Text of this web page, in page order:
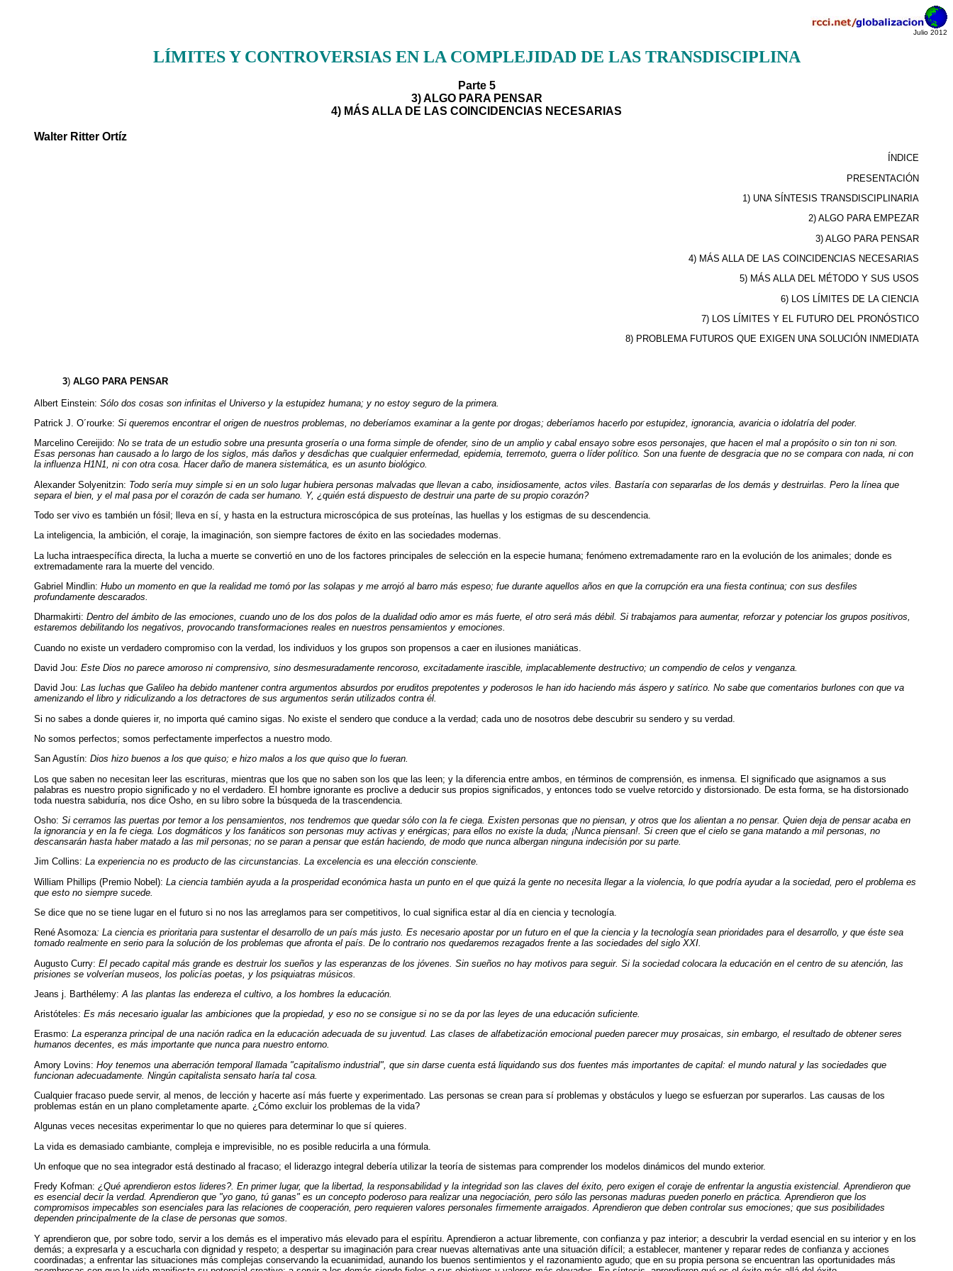
Julio 2012
LÍMITES Y CONTROVERSIAS EN LA COMPLEJIDAD DE LAS TRANSDISCIPLINA
Parte 5
3) ALGO PARA PENSAR
4) MÁS ALLA DE LAS COINCIDENCIAS NECESARIAS
Walter Ritter Ortíz
ÍNDICE
PRESENTACIÓN
1) UNA SÍNTESIS TRANSDISCIPLINARIA
2) ALGO PARA EMPEZAR
3) ALGO PARA PENSAR
4) MÁS ALLA DE LAS COINCIDENCIAS NECESARIAS
5) MÁS ALLA DEL MÉTODO Y SUS USOS
6) LOS LÍMITES DE LA CIENCIA
7) LOS LÍMITES Y EL FUTURO DEL PRONÓSTICO
8) PROBLEMA FUTUROS QUE EXIGEN UNA SOLUCIÓN INMEDIATA
3) ALGO PARA PENSAR
Albert Einstein: Sólo dos cosas son infinitas el Universo y la estupidez humana; y no estoy seguro de la primera.
Patrick J. O´rourke: Si queremos encontrar el origen de nuestros problemas, no deberíamos examinar a la gente por drogas; deberíamos hacerlo por estupidez, ignorancia, avaricia o idolatría del poder.
Marcelino Cereijido: No se trata de un estudio sobre una presunta grosería o una forma simple de ofender, sino de un amplio y cabal ensayo sobre esos personajes, que hacen el mal a propósito o sin ton ni son.
Esas personas han causado a lo largo de los siglos, más daños y desdichas que cualquier enfermedad, epidemia, terremoto, guerra o líder político. Son una fuente de desgracia que no se compara con nada, ni con
la influenza H1N1, ni con otra cosa. Hacer daño de manera sistemática, es un asunto biológico.
Alexander Solyenitzin: Todo sería muy simple si en un solo lugar hubiera personas malvadas que llevan a cabo, insidiosamente, actos viles. Bastaría con separarlas de los demás y destruirlas. Pero la línea que
separa el bien, y el mal pasa por el corazón de cada ser humano. Y, ¿quién está dispuesto de destruir una parte de su propio corazón?
Todo ser vivo es también un fósil; lleva en sí, y hasta en la estructura microscópica de sus proteínas, las huellas y los estigmas de su descendencia.
La inteligencia, la ambición, el coraje, la imaginación, son siempre factores de éxito en las sociedades modernas.
La lucha intraespecífica directa, la lucha a muerte se convertió en uno de los factores principales de selección en la especie humana; fenómeno extremadamente raro en la evolución de los animales; donde es
extremadamente rara la muerte del vencido.
Gabriel Mindlin: Hubo un momento en que la realidad me tomó por las solapas y me arrojó al barro más espeso; fue durante aquellos años en que la corrupción era una fiesta continua; con sus desfiles
profundamente descarados.
Dharmakirti: Dentro del ámbito de las emociones, cuando uno de los dos polos de la dualidad odio amor es más fuerte, el otro será más débil. Si trabajamos para aumentar, reforzar y potenciar los grupos positivos,
estaremos debilitando los negativos, provocando transformaciones reales en nuestros pensamientos y emociones.
Cuando no existe un verdadero compromiso con la verdad, los individuos y los grupos son propensos a caer en ilusiones maniáticas.
David Jou: Este Dios no parece amoroso ni comprensivo, sino desmesuradamente rencoroso, excitadamente irascible, implacablemente destructivo; un compendio de celos y venganza.
David Jou: Las luchas que Galileo ha debido mantener contra argumentos absurdos por eruditos prepotentes y poderosos le han ido haciendo más áspero y satírico. No sabe que comentarios burlones con que va
amenizando el libro y ridiculizando a los detractores de sus argumentos serán utilizados contra él.
Si no sabes a donde quieres ir, no importa qué camino sigas. No existe el sendero que conduce a la verdad; cada uno de nosotros debe descubrir su sendero y su verdad.
No somos perfectos; somos perfectamente imperfectos a nuestro modo.
San Agustín: Dios hizo buenos a los que quiso; e hizo malos a los que quiso que lo fueran.
Los que saben no necesitan leer las escrituras, mientras que los que no saben son los que las leen; y la diferencia entre ambos, en términos de comprensión, es inmensa. El significado que asignamos a sus
palabras es nuestro propio significado y no el verdadero. El hombre ignorante es proclive a deducir sus propios significados, y entonces todo se vuelve retorcido y distorsionado. De esta forma, se ha distorsionado
toda nuestra sabiduría, nos dice Osho, en su libro sobre la búsqueda de la trascendencia.
Osho: Si cerramos las puertas por temor a los pensamientos, nos tendremos que quedar sólo con la fe ciega. Existen personas que no piensan, y otros que los alientan a no pensar. Quien deja de pensar acaba en
la ignorancia y en la fe ciega. Los dogmáticos y los fanáticos son personas muy activas y enérgicas; para ellos no existe la duda; ¡Nunca piensan!. Si creen que el cielo se gana matando a mil personas, no
descansarán hasta haber matado a las mil personas; no se paran a pensar que están haciendo, de modo que nunca albergan ninguna indecisión por su parte.
Jim Collins: La experiencia no es producto de las circunstancias. La excelencia es una elección consciente.
William Phillips (Premio Nobel): La ciencia también ayuda a la prosperidad económica hasta un punto en el que quizá la gente no necesita llegar a la violencia, lo que podría ayudar a la sociedad, pero el problema es
que esto no siempre sucede.
Se dice que no se tiene lugar en el futuro si no nos las arreglamos para ser competitivos, lo cual significa estar al día en ciencia y tecnología.
René Asomoza: La ciencia es prioritaria para sustentar el desarrollo de un país más justo. Es necesario apostar por un futuro en el que la ciencia y la tecnología sean prioridades para el desarrollo, y que éste sea
tomado realmente en serio para la solución de los problemas que afronta el país. De lo contrario nos quedaremos rezagados frente a las sociedades del siglo XXI.
Augusto Curry: El pecado capital más grande es destruir los sueños y las esperanzas de los jóvenes. Sin sueños no hay motivos para seguir. Si la sociedad colocara la educación en el centro de su atención, las
prisiones se volverían museos, los policías poetas, y los psiquiatras músicos.
Jeans j. Barthélemy: A las plantas las endereza el cultivo, a los hombres la educación.
Aristóteles: Es más necesario igualar las ambiciones que la propiedad, y eso no se consigue si no se da por las leyes de una educación suficiente.
Erasmo: La esperanza principal de una nación radica en la educación adecuada de su juventud. Las clases de alfabetización emocional pueden parecer muy prosaicas, sin embargo, el resultado de obtener seres
humanos decentes, es más importante que nunca para nuestro entorno.
Amory Lovins: Hoy tenemos una aberración temporal llamada "capitalismo industrial", que sin darse cuenta está liquidando sus dos fuentes más importantes de capital: el mundo natural y las sociedades que
funcionan adecuadamente. Ningún capitalista sensato haría tal cosa.
Cualquier fracaso puede servir, al menos, de lección y hacerte así más fuerte y experimentado. Las personas se crean para sí problemas y obstáculos y luego se esfuerzan por superarlos. Las causas de los
problemas están en un plano completamente aparte. ¿Cómo excluir los problemas de la vida?
Algunas veces necesitas experimentar lo que no quieres para determinar lo que sí quieres.
La vida es demasiado cambiante, compleja e imprevisible, no es posible reducirla a una fórmula.
Un enfoque que no sea integrador está destinado al fracaso; el liderazgo integral debería utilizar la teoría de sistemas para comprender los modelos dinámicos del mundo exterior.
Fredy Kofman: ¿Qué aprendieron estos lideres?. En primer lugar, que la libertad, la responsabilidad y la integridad son las claves del éxito, pero exigen el coraje de enfrentar la angustia existencial. Aprendieron que
es esencial decir la verdad. Aprendieron que "yo gano, tú ganas" es un concepto poderoso para realizar una negociación, pero sólo las personas maduras pueden ponerlo en práctica. Aprendieron que los
compromisos impecables son esenciales para las relaciones de cooperación, pero requieren valores personales firmemente arraigados. Aprendieron que deben controlar sus emociones; que sus posibilidades
dependen principalmente de la clase de personas que somos.
Y aprendieron que, por sobre todo, servir a los demás es el imperativo más elevado para el espíritu. Aprendieron a actuar libremente, con confianza y paz interior; a descubrir la verdad esencial en su interior y en los
demás; a expresarla y a escucharla con dignidad y respeto; a despertar su imaginación para crear nuevas alternativas ante una situación difícil; a establecer, mantener y reparar redes de confianza y acciones
coordinadas; a enfrentar las situaciones más complejas conservando la ecuanimidad, aunando los buenos sentimientos y el razonamiento agudo; que en su propia persona se encuentran las oportunidades más